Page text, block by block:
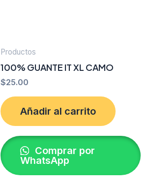
Productos
100% GUANTE IT XL CAMO
$25.00
Añadir al carrito
Comprar por
WhatsApp